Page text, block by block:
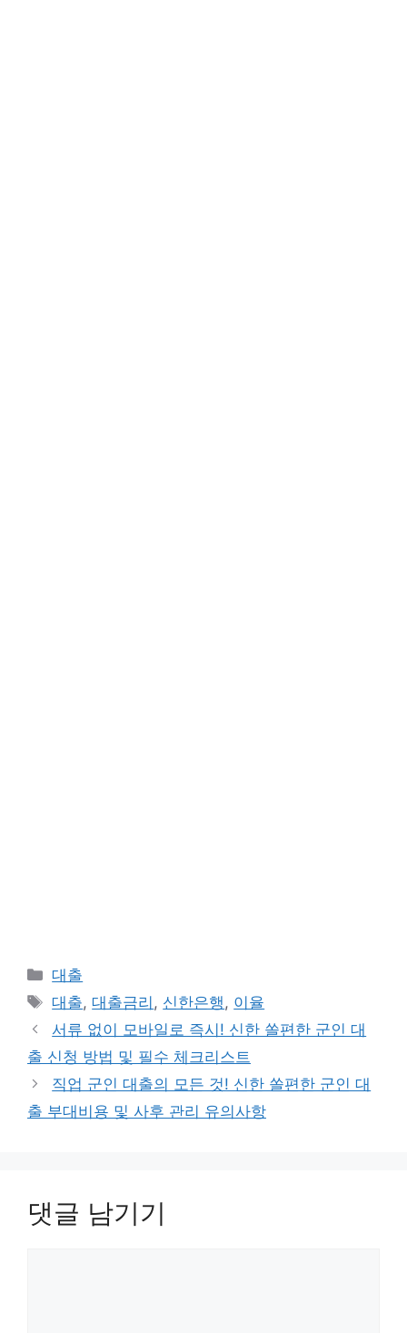
카
테
리
대출
태
그
대출,대출금리 , 신한은행, 이율
서류 없이 모바일로 즉시! 신한 쏠편한 군인 대
출 신청 방법 및 필수 체크리스트
직업 군인 대출의 모든 것! 신한 쏠편한 군인 대
출 부대비용 및 사후 관리 유의사항
댓글 남기기